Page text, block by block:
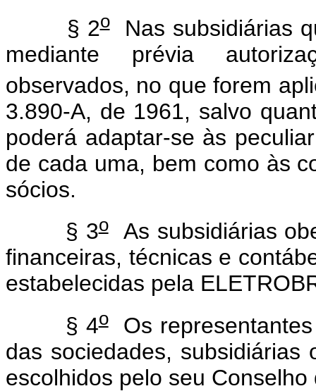
§ 2oNas subsidiárias
mediante prévia
observados, no que forem
3.890-A, de 1961, salvo
poderá adaptar-se às
de cada uma, bem como às
sócios.
§ 3oAs subsidiárias
financeiras, técnicas e
estabelecidas pela
§ 4oOs representantes
das sociedades,
escolhidos pelo seu